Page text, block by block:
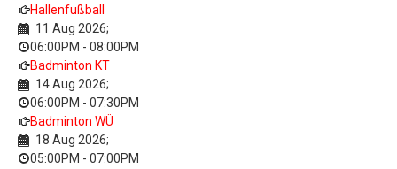
Hallenfußball
11 Aug 2026;
06:00PM - 08:00PM
Badminton KT
14 Aug 2026;
06:00PM - 07:30PM
Badminton WÜ
18 Aug 2026;
05:00PM - 07:00PM